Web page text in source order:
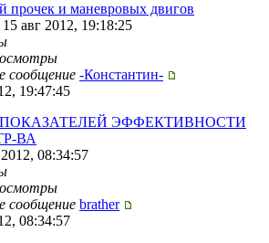
прочек и маневровых двигов
15 авг 2012, 19:18:25
сообщение -Константин-
19:47:45
ЭФФЕКТИВНОСТИ
ВА
08:34:57
сообщение brather
08:34:57